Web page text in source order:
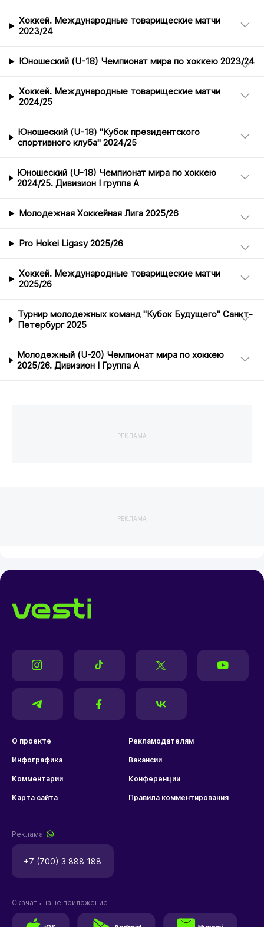
Хоккей. Международные товарищеские матчи
2023/24
Юношеский (U-18) Чемпионат мира по хоккею 2023/24
Хоккей. Международные товарищеские матчи
2024/25
Юношеский (U-18) "Кубок президентского
спортивного клуба" 2024/25
Юношеский (U-18) Чемпионат мира по хоккею
2024/25. Дивизион I группа А
Молодежная Хоккейная Лига 2025/26
Pro Hokei Ligasy 2025/26
Хоккей. Международные товарищеские матчи
2025/26
Турнир молодежных команд "Кубок Будущего" Санкт-
Петербург 2025
Молодежный (U-20) Чемпионат мира по хоккею
2025/26. Дивизион I Группа А
РЕКЛАМА
РЕКЛАМА
О проекте Рекламодателям
Инфографика Вакансии
Комментарии Конференции
Карта сайта Правила комментирования
Реклама
+7 (700) 3 888 188
Скачать наше приложение